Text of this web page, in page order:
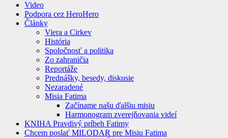
Video
Podpora cez HeroHero
Články
Viera a Cirkev
História
Spoločnosť a politika
Zo zahraničia
Reportáže
Prednášky, besedy, diskusie
Nezaradené
Misia Fatima
Začíname našu ďalšiu misiu
Harmonogram zverejňovania videí
KNIHA Pravdivý príbeh Fatimy
Chcem poslať MILODAR pre Misiu Fatima